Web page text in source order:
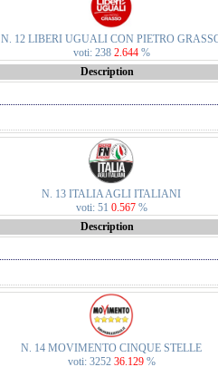
N. 12 LIBERI UGUALI CON PIETRO
voti: 238 2.644 %
Description
N. 13 ITALIA AGLI ITALIANI
voti: 51 0.567 %
Description
N. 14 MOVIMENTO CINQUE STELLE
voti: 3252 36.129 %